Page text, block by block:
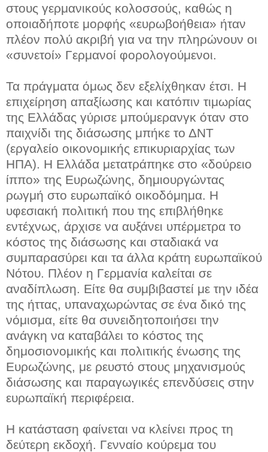
στους γερμανικούς κολοσσούς, καθώς η
οποιαδήποτε μορφής «ευρωβοήθεια» ήταν
πλέον πολύ ακριβή για να την πληρώνουν οι
«συνετοί» Γερμανοί φορολογούμενοι.
Τα πράγματα όμως δεν εξελίχθηκαν έτσι. Η
επιχείρηση απαξίωσης και κατόπιν τιμωρίας
της Ελλάδας γύρισε μπούμερανγκ όταν στο
παιχνίδι της διάσωσης μπήκε το ΔΝΤ
(εργαλείο οικονομικής επικυριαρχίας των
ΗΠΑ). Η Ελλάδα μετατράπηκε στο «δούρειο
ίππο» της Ευρωζώνης, δημιουργώντας
ρωγμή στο ευρωπαϊκό οικοδόμημα. Η
υφεσιακή πολιτική που της επιβλήθηκε
εντέχνως, άρχισε να αυξάνει υπέρμετρα το
κόστος της διάσωσης και σταδιακά να
συμπαρασύρει και τα άλλα κράτη ευρωπαϊκού
Νότου. Πλέον η Γερμανία καλείται σε
αναδίπλωση. Είτε θα συμβιβαστεί με την ιδέα
της ήττας, υπαναχωρώντας σε ένα δικό της
νόμισμα, είτε θα συνειδητοποιήσει την
ανάγκη να καταβάλει το κόστος της
δημοσιονομικής και πολιτικής ένωσης της
Ευρωζώνης, με ρευστό στους μηχανισμούς
διάσωσης και παραγωγικές επενδύσεις στην
ευρωπαϊκή περιφέρεια.
Η κατάσταση φαίνεται να κλείνει προς τη
δεύτερη εκδοχή. Γενναίο κούρεμα του